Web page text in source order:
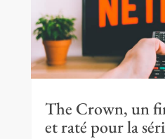
The Crown, un
et raté pour la